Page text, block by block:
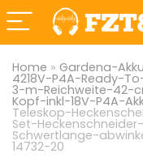
Home » Gardena-
4218V-P4A-Ready-
3-m-Reichweite-42-
Kopf-inkl-18V-P4A-
Teleskop-
Set-
Schwertlange-
14732-20